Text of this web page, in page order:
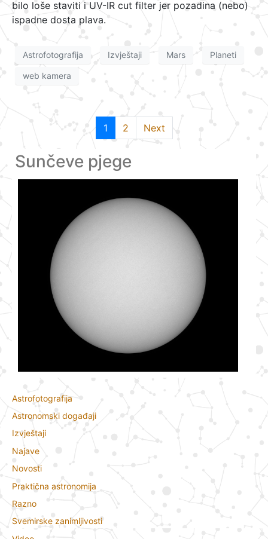
bilo loše staviti i UV-IR cut filter jer pozadina (nebo)
ispadne dosta plava.
Astrofotografija Izvještaji Mars Planeti
web kamera
1 2 Next
Sunčeve pjege
Astrofotografija
Astronomski događaji
Izvještaji
Najave
Novosti
Praktična astronomija
Razno
Svemirske zanimljivosti